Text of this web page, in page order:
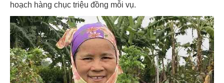
hoạch hàng chục triệu đồng mỗi vụ.